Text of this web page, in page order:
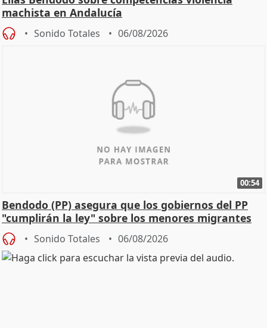
machista en Andalucía
Sonido Totales 06/08/2026
00:54
Bendodo (PP) asegura que los gobiernos del PP
"cumplirán la ley" sobre los menores migrantes
Sonido Totales 06/08/2026